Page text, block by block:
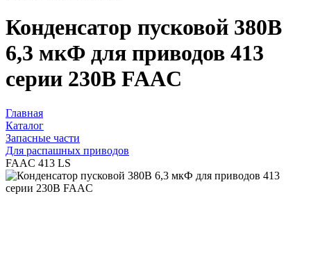
Конденсатор пусковой 380В
6,3 мкФ для приводов 413
серии 230В FAAC
Главная
Каталог
Запасные части
Для распашных приводов
FAAC 413 LS